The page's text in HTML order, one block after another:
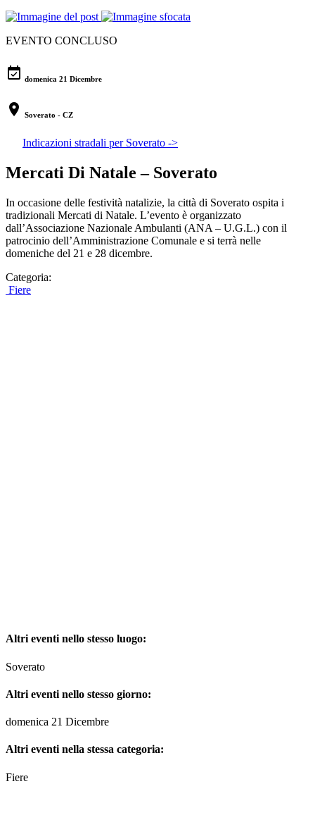
EVENTO CONCLUSO
event_available domenica 21 Dicembre
location_on Soverato - CZ
Indicazioni stradali per Soverato ->
Mercati Di Natale – Soverato
In occasione delle festività natalizie, la città di Soverato ospita i
tradizionali Mercati di Natale. L’evento è organizzato
dall’Associazione Nazionale Ambulanti (ANA – U.G.L.) con il
patrocinio dell’Amministrazione Comunale e si terrà nelle
domeniche del 21 e 28 dicembre.
Categoria:
Fiere
Altri eventi nello stesso luogo:
Soverato
Altri eventi nello stesso giorno:
domenica 21 Dicembre
Altri eventi nella stessa categoria:
Fiere